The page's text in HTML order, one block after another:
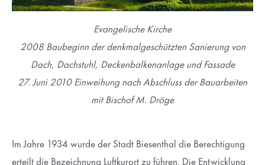
Evangelische Kirche
2008 Baubeginn der denkmalgeschützten Sanierung von
Dach, Dachstuhl, Deckenbalkenanlage und Fassade
27. Juni 2010 Einweihung nach Abschluss der Bauarbeiten
mit Bischof M. Dröge
Im Jahre 1934 wurde der Stadt Biesenthal die Berechtigung
erteilt die Bezeichnung Luftkurort zu führen. Die Entwicklung